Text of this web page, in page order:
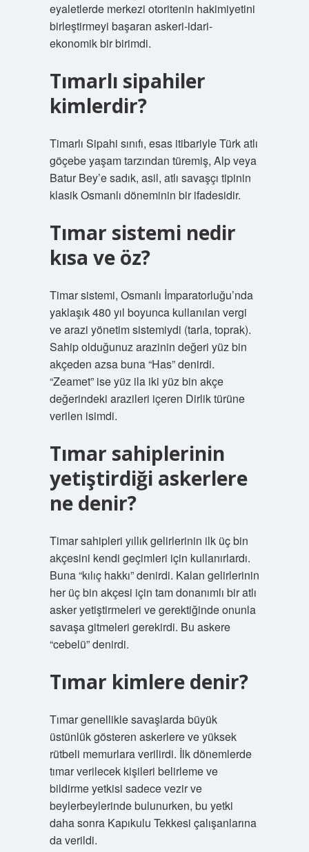
eyaletlerde merkezi otoritenin hakimiyetini
birleştirmeyi başaran askeri-idari-
ekonomik bir birimdi.
Tımarlı sipahiler
kimlerdir?
Timarlı Sipahi sınıfı, esas itibariyle Türk atlı
göçebe yaşam tarzından türemiş, Alp veya
Batur Bey’e sadık, asil, atlı savaşçı tipinin
klasik Osmanlı döneminin bir ifadesidir.
Tımar sistemi nedir
kısa ve öz?
Timar sistemi, Osmanlı İmparatorluğu’nda
yaklaşık 480 yıl boyunca kullanılan vergi
ve arazi yönetim sistemiydi (tarla, toprak).
Sahip olduğunuz arazinin değeri yüz bin
akçeden azsa buna “Has” denirdi.
“Zeamet” ise yüz ila iki yüz bin akçe
değerindeki arazileri içeren Dirlik türüne
verilen isimdi.
Tımar sahiplerinin
yetiştirdiği askerlere
ne denir?
Timar sahipleri yıllık gelirlerinin ilk üç bin
akçesini kendi geçimleri için kullanırlardı.
Buna “kılıç hakkı” denirdi. Kalan gelirlerinin
her üç bin akçesi için tam donanımlı bir atlı
asker yetiştirmeleri ve gerektiğinde onunla
savaşa gitmeleri gerekirdi. Bu askere
“cebelü” denirdi.
Tımar kimlere denir?
Tımar genellikle savaşlarda büyük
üstünlük gösteren askerlere ve yüksek
rütbeli memurlara verilirdi. İlk dönemlerde
tımar verilecek kişileri belirleme ve
bildirme yetkisi sadece vezir ve
beylerbeylerinde bulunurken, bu yetki
daha sonra Kapıkulu Tekkesi çalışanlarına
da verildi.